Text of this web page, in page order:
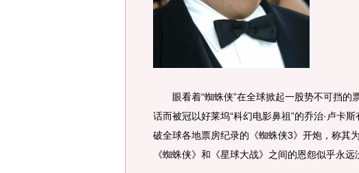
眼看着“蜘蛛侠”在全球掀起一股势不可挡的
话而被冠以好莱坞“科幻电影鼻祖”的乔治·卢卡
破全球各地票房纪录的《蜘蛛侠3》开炮，称其
《蜘蛛侠》和《星球大战》之间的恩怨似乎永远